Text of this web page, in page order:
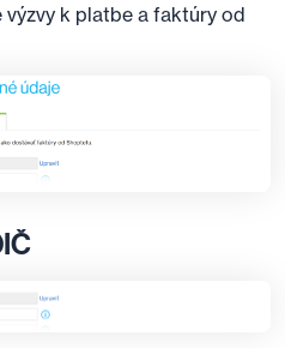
k platbe a faktúry od